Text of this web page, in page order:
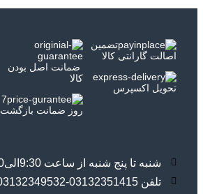
تضمین
اصالت گارانتی کالا
تحویل اکسپرس
ضمانت اصل بودن
کالا
7
روز ضمانت بازگشت
شنبه تا پنج شنبه از ساعت 9:30الی21:30
تلفن 03132351415-03132349532